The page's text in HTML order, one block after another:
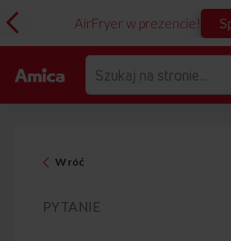
AirFryer w prezencie!
Wróć
PYTANIE